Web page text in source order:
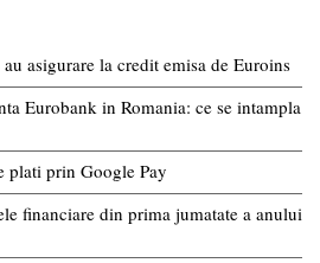
asigurare la credit emisa de Euroins
Eurobank in Romania: ce se intampla
plati prin Google Pay
financiare din prima jumatate a anului